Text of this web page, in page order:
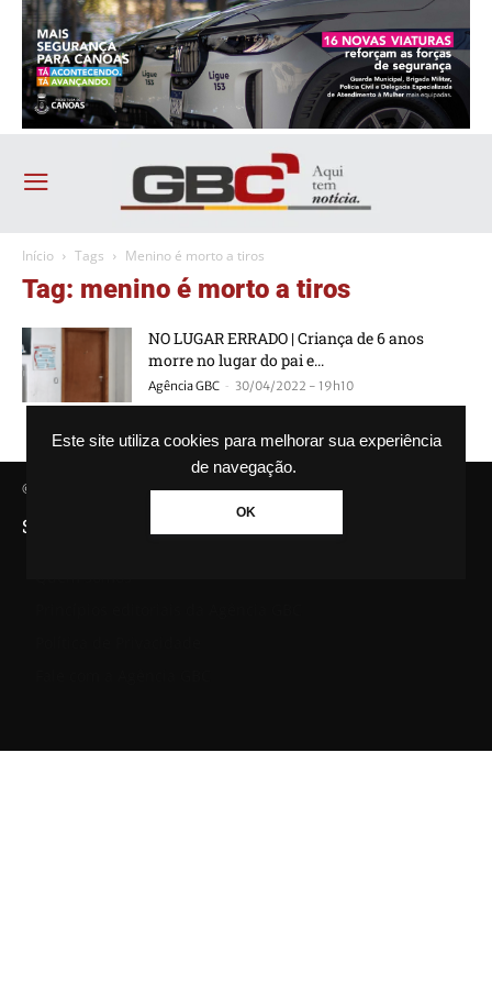
Este site utiliza cookies para melhorar sua experiência
de navegação.
OK
Início Tags Menino é morto a tiros
Tag: menino é morto a tiros
NO LUGAR ERRADO | Criança de 6 anos
morre no lugar do pai e...
Agência GBC - 30/04/2022 - 19h10
© Agência GBC. Aqui tem notícia. Todos os direitos reservados.
SAIBA MAIS SOBRE A AGÊNCIA GBC